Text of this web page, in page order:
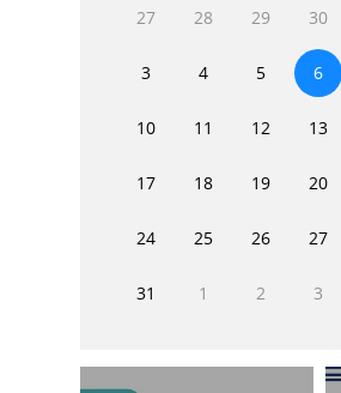
27 28 29 30
3 4 5 6
10 11 12 13
17 18 19 20
24 25 26 27
31 1 2 3